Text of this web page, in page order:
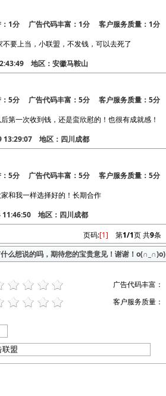
1分 广告代码丰富：1分 客户服务质量：1分
要上当，小联盟，不发钱，可以去死了
地区：安徽马鞍山
5分 广告代码丰富：5分 客户服务质量：5分
第一次收到钱，还是蛮欣慰的！也很有成就感！
地区：四川成都
5分 广告代码丰富：5分 客户服务质量：5分
和我一样选择好的！长期合作
地区：四川成都
页码:[1] 第1/1页 共9条
么想说的吗，期待您的宝贵意见！谢谢！o(∩_∩)o)
广告代码丰富：
客户服务质量：